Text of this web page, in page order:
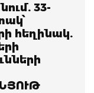
33-
հեղինակ.